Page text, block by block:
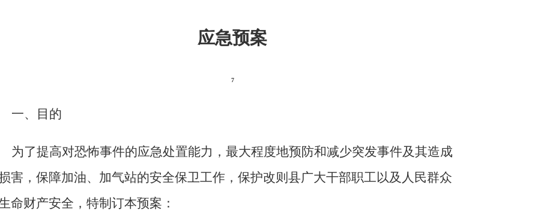
应急预案
7
一、目的
为了提高对恐怖事件的应急处置能力，最大程度地预防和减少突发事件及其造成
害，保障加油、加气站的安全保卫工作，保护改则县广大干部职工以及人民群众
命财产安全，特制订本预案：